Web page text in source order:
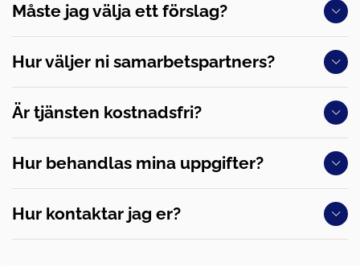
Måste jag välja ett förslag?
Hur väljer ni samarbetspartners?
Är tjänsten kostnadsfri?
Hur behandlas mina uppgifter?
Hur kontaktar jag er?